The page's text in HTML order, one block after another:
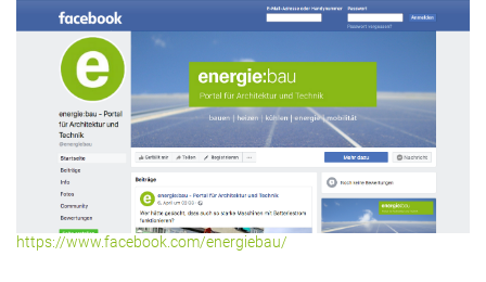
https://www.facebook.com/energiebau/